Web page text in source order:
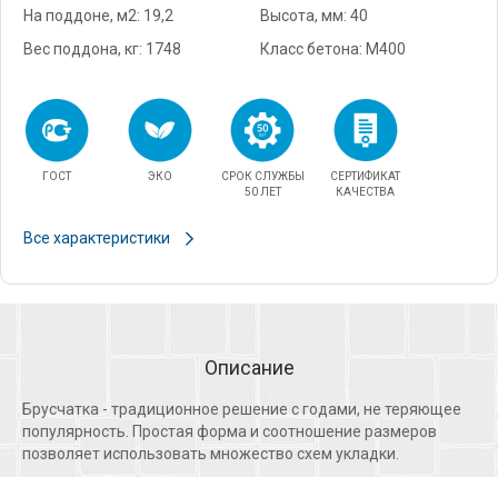
На поддоне, м2: 19,2
Высота, мм: 40
Вес поддона, кг: 1748
Класс бетона: М400
ГОСТ ЭКО
СРОК СЛУЖБЫ
50 ЛЕТ
СЕРТИФИКАТ
КАЧЕСТВА
Все характеристики
Описание
Брусчатка - традиционное решение с годами, не теряющее
популярность. Простая форма и соотношение размеров
позволяет использовать множество схем укладки.